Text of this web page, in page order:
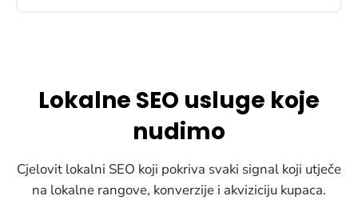
Lokalne SEO usluge koje
nudimo
Cjelovit lokalni SEO koji pokriva svaki signal koji utječe
na lokalne rangove, konverzije i akviziciju kupaca.